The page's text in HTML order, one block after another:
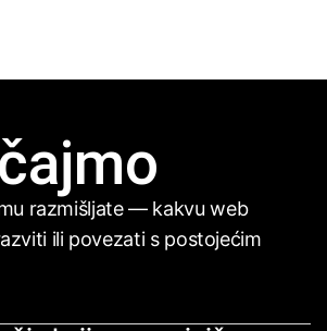
razmišljate — kakvu web
ili povezati s postojećim